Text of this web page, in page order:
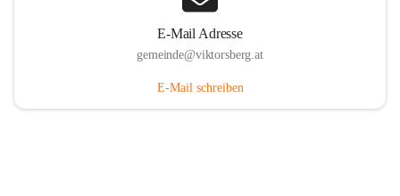
E-Mail Adresse
gemeinde@viktorsberg.at
E-Mail schreiben